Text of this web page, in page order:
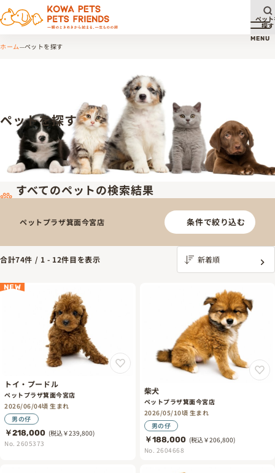
メ
MENU
ペッ
探す
ホーム ペットを探す
ペットを探す
すべてのペットの検索結果
ペットプラザ箕面今宮店 条件で絞り込む
合計74件 / 1 - 12件目を表示
NEW
トイ・プードル
ペットプラザ箕面今宮店
2026/06/04頃 生まれ
男の仔
￥218,000 (税込￥239,800)
No. 2605373
柴犬
ペットプラザ箕面今宮店
2026/05/10頃 生まれ
男の仔
￥188,000 (税込￥206,800)
No. 2604668